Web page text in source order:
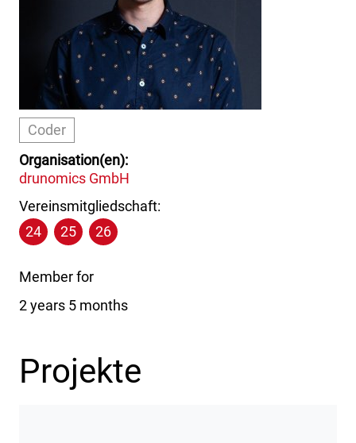
Coder
Organisation(en)
drunomics GmbH
Vereinsmitgliedschaft:
24
25 26
Member for
2 years 5 months
Projekte